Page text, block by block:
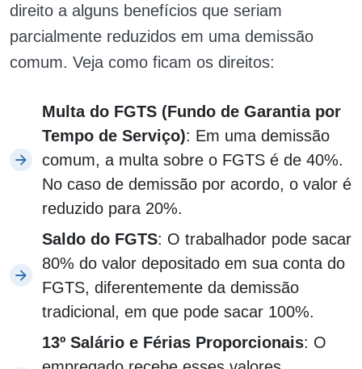
direito a alguns benefícios que seriam
parcialmente reduzidos em uma demissão
comum. Veja como ficam os direitos:
Multa do FGTS (Fundo de Garantia por
Tempo de Serviço): Em uma demissão
comum, a multa sobre o FGTS é de 40%.
No caso de demissão por acordo, o valor é
reduzido para 20%.
Saldo do FGTS: O trabalhador pode sacar
80% do valor depositado em sua conta do
FGTS, diferentemente da demissão
tradicional, em que pode sacar 100%.
13º Salário e Férias Proporcionais: O